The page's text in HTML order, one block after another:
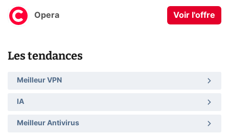
Opera Voir l'offre
Les tendances
Meilleur VPN
IA
Meilleur Antivirus